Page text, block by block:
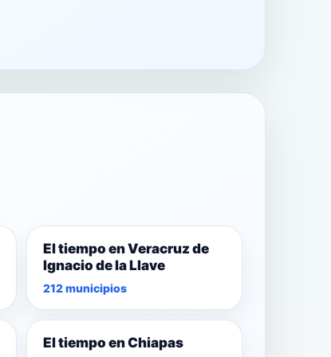
El tiempo en Veracruz de
Ignacio de la Llave
212 municipios
El tiempo en Chiapas